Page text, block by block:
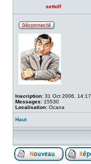
settolf
Inscription: 31 Oct 2006, 14:17
Messages: 15530
Localisation: Ocana
Haut